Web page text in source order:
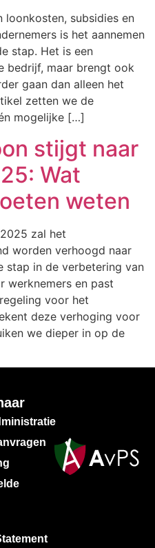
subsidies en
is het aannemen
stap. Het is een
bedrijf, maar brengt ook
gaan dan alleen het
zetten we de
mogelijke […]
stijgt naar
Wat
weten
zal het
worden verhoogd naar
stap in de verbetering van
werknemers en past
voor het
deze verhoging voor
we dieper in op de